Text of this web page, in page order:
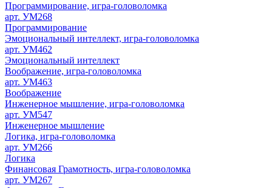
Программирование, игра-головоломка
арт. УМ268
Программирование
Эмоциональный интеллект, игра-головоломка
арт. УМ462
Эмоциональный интеллект
Воображение, игра-головоломка
арт. УМ463
Воображение
Инженерное мышление, игра-головоломка
арт. УМ547
Инженерное мышление
Логика, игра-головоломка
арт. УМ266
Логика
Финансовая Грамотность, игра-головоломка
арт. УМ267